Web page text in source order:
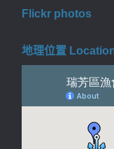
Flickr photos
地理位置